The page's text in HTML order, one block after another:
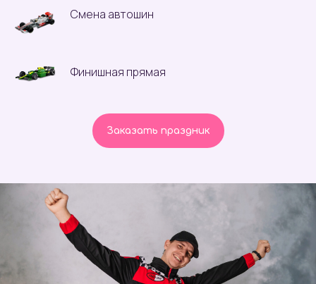
Смена автошин
Финишная прямая
Заказать праздник